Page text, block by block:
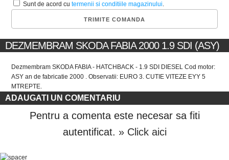
Sunt de acord cutermenii si conditiile magazinului.
DEZMEMBRAM SKODA FABIA 2000 1.9 SDI (ASY)
Dezmembram SKODA FABIA - HATCHBACK - 1.9 SDI DIESEL Cod motor:
ASY an de fabricatie 2000 . Observatii: EURO 3. CUTIE VITEZE EYY 5
MTREPTE.
ADAUGATI UN COMENTARIU
Pentru a comenta este necesar sa fiti
autentificat. » Click aici